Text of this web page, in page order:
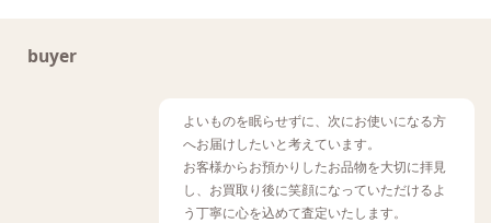
buyer
よいものを眠らせずに、次にお使いになる方
へお届けしたいと考えています。
お客様からお預かりしたお品物を大切に拝見
し、お買取り後に笑顔になっていただけるよ
う丁寧に心を込めて査定いたします。